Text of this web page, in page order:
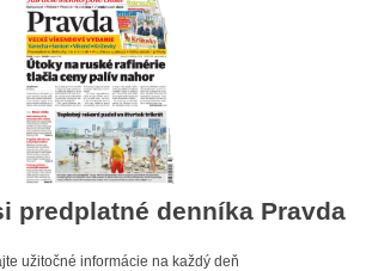
predplatné denníka Pravda
užitočné informácie na každý deň